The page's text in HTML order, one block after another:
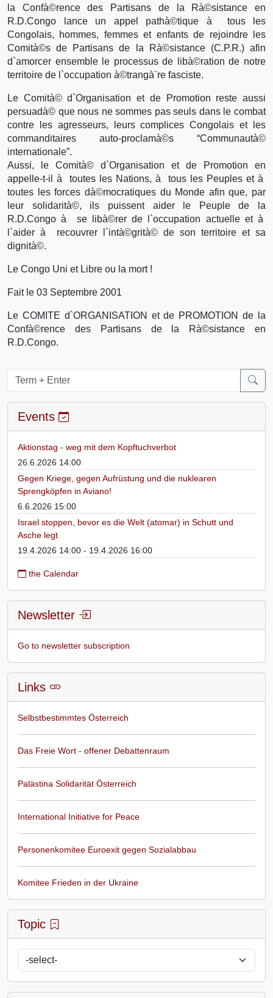
la Confà©rence des Partisans de la Rà©sistance en
R.D.Congo lance un appel pathà©tique à tous les
Congolais, hommes, femmes et enfants de rejoindre les
Comità©s de Partisans de la Rà©sistance (C.P.R.) afin
d`amorcer ensemble le processus de libà©ration de notre
territoire de l`occupation à©trangà¨re fasciste.
Le Comità© d`Organisation et de Promotion reste aussi
persuadà© que nous ne sommes pas seuls dans le combat
contre les agresseurs, leurs complices Congolais et les
commanditaires auto-proclamà©s “Communautà©
internationale”.
Aussi, le Comità© d`Organisation et de Promotion en
appelle-t-il à toutes les Nations, à tous les Peuples et à
toutes les forces dà©mocratiques du Monde afin que, par
leur solidarità©, ils puissent aider le Peuple de la
R.D.Congo à se libà©rer de l`occupation actuelle et à
l`aider à recouvrer l`intà©grità© de son territoire et sa
dignità©.
Le Congo Uni et Libre ou la mort !
Fait le 03 Septembre 2001
Le COMITE d`ORGANISATION et de PROMOTION de la
Confà©rence des Partisans de la Rà©sistance en
R.D.Congo.
Events
Aktionstag - weg mit dem Kopftuchverbot
26.6.2026 14:00
Gegen Kriege, gegen Aufrüstung und die nuklearen
Sprengköpfen in Aviano!
6.6.2026 15:00
Israel stoppen, bevor es die Welt (atomar) in Schutt und
Asche legt
19.4.2026 14:00 - 19.4.2026 16:00
the Calendar
Newsletter
Go to newsletter subscription
Links
Selbstbestimmtes Österreich
Das Freie Wort - offener Debattenraum
Palästina Solidarität Österreich
International Initiative for Peace
Personenkomitee Euroexit gegen Sozialabbau
Komitee Frieden in der Ukraine
Topic